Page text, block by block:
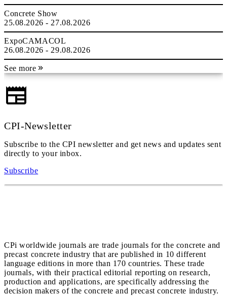
Concrete Show
25.08.2026 - 27.08.2026
ExpoCAMACOL
26.08.2026 - 29.08.2026
See more
CPI-Newsletter
Subscribe to the CPI newsletter and get news and updates sent
directly to your inbox.
Subscribe
CPi worldwide journals are trade journals for the concrete and
precast concrete industry that are published in 10 different
language editions in more than 170 countries. These trade
journals, with their practical editorial reporting on research,
production and applications, are specifically addressing the
decision makers of the concrete and precast concrete industry.